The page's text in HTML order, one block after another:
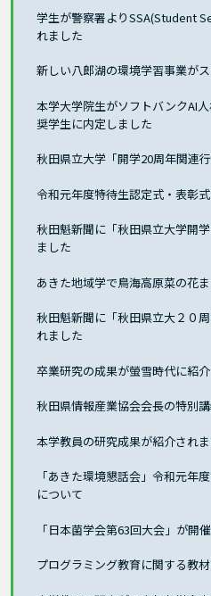
学生が警察署よりSSA(Student
れました
新しい八郎湖の環境学習事業が
本学大学院生がソフトバンクAI
奨学生に内定しました
秋田県立大学「開学20周年関連
令和元年度特待生認定式・表彰
秋田魁新聞に「秋田県立大学開
ました
あきた地域学で鳥海高原菜の花
秋田魁新聞に「秋田県立大２０
れました
卒業研究の成果が螢雪時代に紹
秋田県情報産業協会会長の特別
本学教員の研究成果が紹介され
「あきた環境懇話会」令和元年
について
「日本菌学会第63回大会」が開
プログラミング教育に関する教